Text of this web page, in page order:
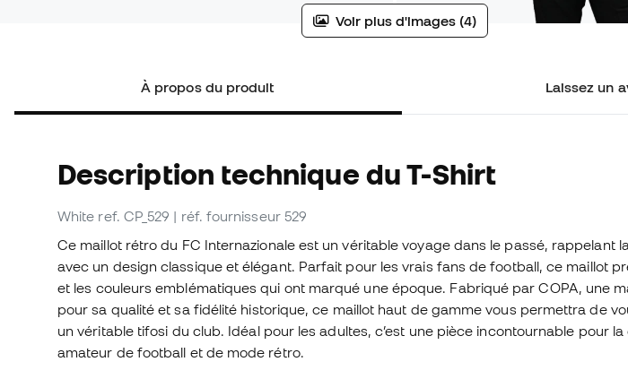
Voir plus d'images (4)
À propos du produit Laissez un
Description technique du T-Shirt
White ref. CP_529 | réf. fournisseur 529
Ce maillot rétro du FC Internazionale est un véritable voyage dans le passé, rappelant
avec un design classique et élégant. Parfait pour les vrais fans de football, ce maillot
et les couleurs emblématiques qui ont marqué une époque. Fabriqué par COPA, une
pour sa qualité et sa fidélité historique, ce maillot haut de gamme vous permettra de
un véritable tifosi du club. Idéal pour les adultes, c’est une pièce incontournable pour
amateur de football et de mode rétro.